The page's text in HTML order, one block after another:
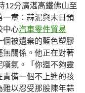
12分廣湛高鐵佛山至
章：蒜泥與末日預
中心汽車零件貿易
個被遺棄的藍色塑膠
關係。他正在對著
氣。「你還不夠靈
備一個不上進的孩
以忍受那股陳年蒜